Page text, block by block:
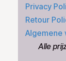
Privacy
Retour
Algemene
​Alle